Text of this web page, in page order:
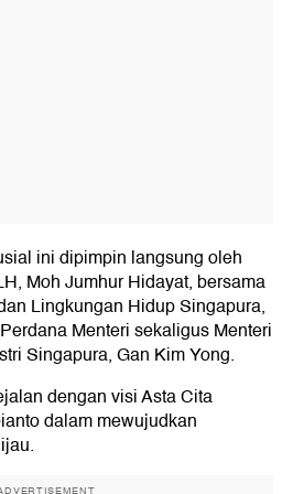
ini dipimpin langsung oleh
Moh Jumhur Hidayat, bersama
Lingkungan Hidup Singapura,
Menteri sekaligus Menteri
Singapura, Gan Kim Yong.
dengan visi Asta Cita
dalam mewujudkan